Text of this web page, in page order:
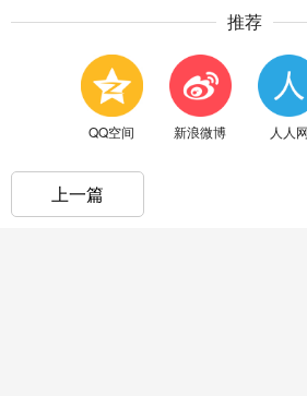
推荐
QQ空间 新浪微博 人人网
上一篇